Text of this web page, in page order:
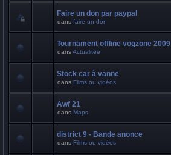
Faire un don par paypal
dans faire un don
Tournament offline vogzone 2009
dansActualitée
Stock car à vanne
dans Films ou vidéos
Awf 21
dans Maps
district 9 - Bande anonce
dans Films ou vidéos